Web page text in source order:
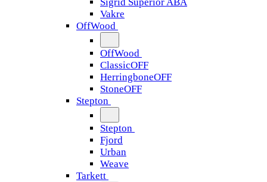
Vakre
OffWood
OffWood
ClassicOFF
HerringboneOFF
StoneOFF
Stepton
Stepton
Fjord
Urban
Weave
Tarkett